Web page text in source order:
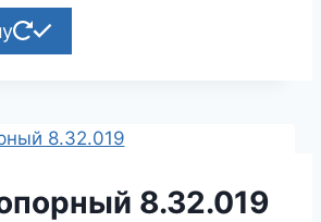
8.32.019